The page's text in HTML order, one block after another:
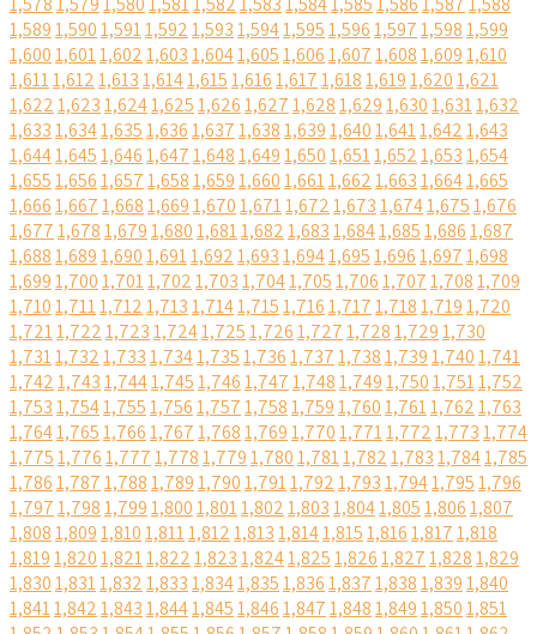
1,5891,5901,5911,5921,5931,5941,5951,5961,5971,5981,599
1,6001,6011,6021,6031,6041,6051,6061,6071,6081,6091,610
1,6111,6121,6131,6141,6151,6161,6171,6181,6191,6201,621
1,6221,6231,6241,6251,6261,6271,6281,6291,6301,6311,632
1,6331,6341,6351,6361,6371,6381,6391,6401,6411,6421,643
1,6441,6451,6461,6471,6481,6491,6501,6511,6521,6531,654
1,6551,6561,6571,6581,6591,6601,6611,6621,6631,6641,665
1,6661,6671,6681,6691,6701,6711,6721,6731,6741,6751,676
1,6771,6781,6791,6801,6811,6821,6831,6841,6851,6861,687
1,6881,6891,6901,6911,6921,6931,6941,6951,6961,6971,698
1,6991,7001,7011,7021,7031,7041,7051,7061,7071,7081,709
1,7101,7111,7121,7131,7141,7151,7161,7171,7181,7191,720
1,7211,7221,7231,7241,7251,7261,7271,7281,7291,730
1,7311,7321,7331,7341,7351,7361,7371,7381,7391,7401,741
1,7421,7431,7441,7451,7461,7471,7481,7491,7501,7511,752
1,7531,7541,7551,7561,7571,7581,7591,7601,7611,7621,763
1,7641,7651,7661,7671,7681,7691,7701,7711,7721,7731,774
1,7751,7761,7771,7781,7791,7801,7811,7821,7831,7841,785
1,7861,7871,7881,7891,7901,7911,7921,7931,7941,7951,796
1,7971,7981,7991,8001,8011,8021,8031,8041,8051,8061,807
1,8081,8091,8101,8111,8121,8131,8141,8151,8161,8171,818
1,8191,8201,8211,8221,8231,8241,8251,8261,8271,8281,829
1,8301,8311,8321,8331,8341,8351,8361,8371,8381,8391,840
1,8411,8421,8431,8441,8451,8461,8471,8481,8491,8501,851